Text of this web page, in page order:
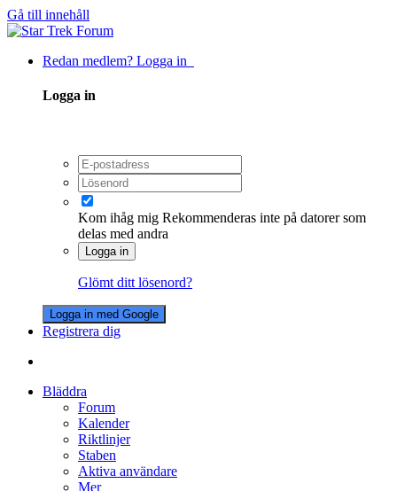
Gå till innehåll
Redan medlem? Logga in
Logga in
Kom ihåg mig Rekommenderas inte på datorer som
delas med andra
Logga in
Glömt ditt lösenord?
Logga in med Google
Registrera dig
Bläddra
Forum
Kalender
Riktlinjer
Staben
Aktiva användare
Mer